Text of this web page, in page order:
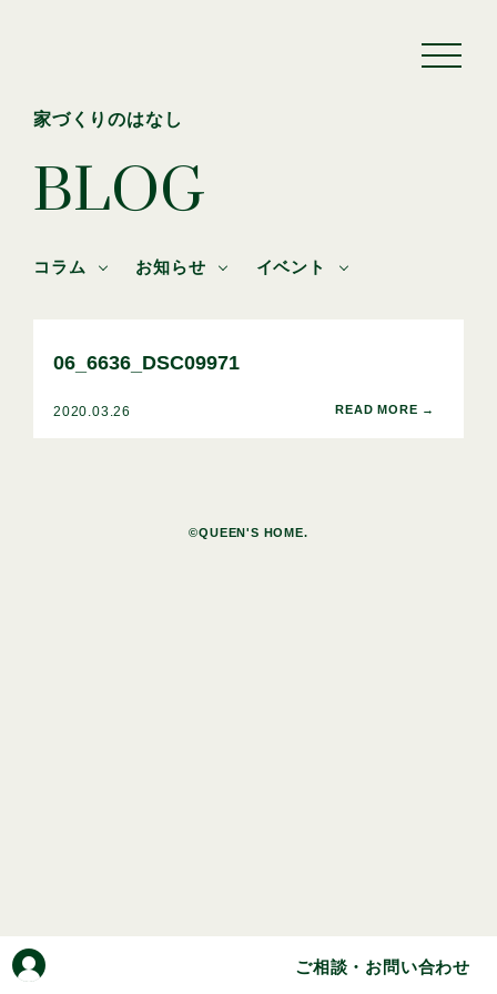
ご相談・お問い合わせ
家づくりのはなし
BLOG
コラム お知らせ イベント
06_6636_DSC09971
2020.03.26
©QUEEN'S HOME.